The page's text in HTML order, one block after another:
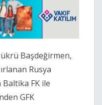
Başdeğirmen,
Rusya
Baltika FK ile
GFK